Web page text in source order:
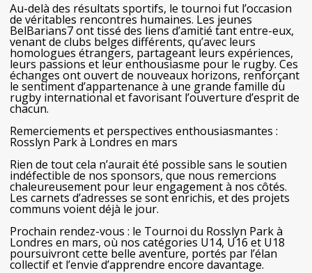
Au-delà des résultats sportifs, le tournoi fut l’occasion
de véritables rencontres humaines. Les jeunes
BelBarians7 ont tissé des liens d’amitié tant entre-eux,
venant de clubs belges différents, qu’avec leurs
homologues étrangers, partageant leurs expériences,
leurs passions et leur enthousiasme pour le rugby. Ces
échanges ont ouvert de nouveaux horizons, renforçant
le sentiment d’appartenance à une grande famille du
rugby international et favorisant l’ouverture d’esprit de
chacun.
Remerciements et perspectives enthousiasmantes :
Rosslyn Park à Londres en mars
Rien de tout cela n’aurait été possible sans le soutien
indéfectible de nos sponsors, que nous remercions
chaleureusement pour leur engagement à nos côtés.
Les carnets d’adresses se sont enrichis, et des projets
communs voient déjà le jour.
Prochain rendez-vous : le Tournoi du Rosslyn Park à
Londres en mars, où nos catégories U14, U16 et U18
poursuivront cette belle aventure, portés par l’élan
collectif et l’envie d’apprendre encore davantage.